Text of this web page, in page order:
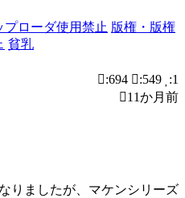
プローダ使用禁止 版権・版権
貧乳
:694
:549 :1
11か月前
りましたが、マケンシリーズ